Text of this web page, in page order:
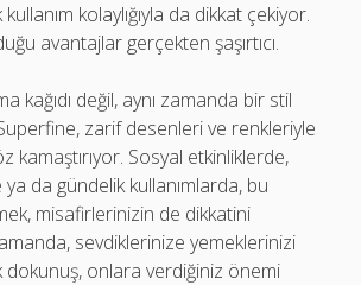
kolaylığıyla da dikkat çekiyor.
avantajlar gerçekten şaşırtıcı.
kağıdı değil, aynı zamanda bir stil
zarif desenleri ve renkleriyle
kamaştırıyor. Sosyal etkinliklerde,
da gündelik kullanımlarda, bu
misafirlerinizin de dikkatini
sevdiklerinize yemeklerinizi
dokunuş, onlara verdiğiniz önemi